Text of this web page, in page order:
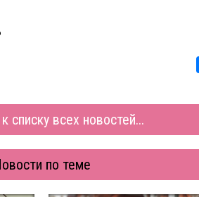
списку всех новостей...
по теме